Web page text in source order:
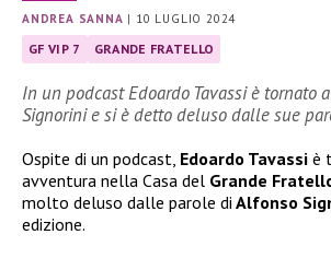
ANDREA SANNA | 10 LUGLIO 2024
GF VIP 7 GRANDE FRATELLO
In un podcast Edoardo Tavassi è tornato
Signorini e si è detto deluso dalle sue
Ospite di un podcast, Edoardo Tavassi è
avventura nella Casa del Grande
molto deluso dalle parole di Alfonso
edizione.